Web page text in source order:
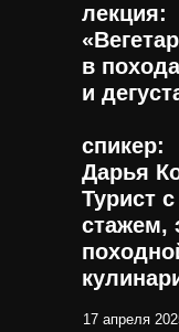
лекция:
в
и
спикер:
Дарья
Турист
стажем,
17 апреля